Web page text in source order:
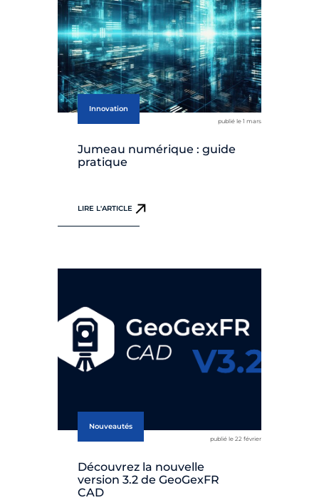
Innovation
publié le 1 mars
Jumeau numérique : guide
pratique
LIRE L'ARTICLE
Nouveautés
publié le 22 février
Découvrez la nouvelle
version 3.2 de GeoGexFR
CAD